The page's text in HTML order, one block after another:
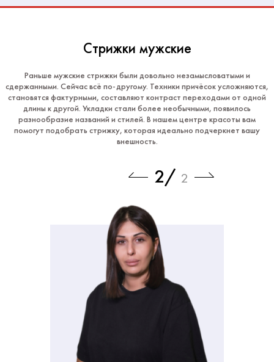
Стрижки мужские
Раньше мужские стрижки были довольно незамысловатыми и
сдержанными. Сейчас всё по-другому. Техники причёсок усложняются,
становятся фактурными, составляют контраст переходами от одной
длины к другой. Укладки стали более необычными, появилось
разнообразие названий и стилей. В нашем центре красоты вам
помогут подобрать стрижку, которая идеально подчеркнет вашу
внешность.
2/ 2